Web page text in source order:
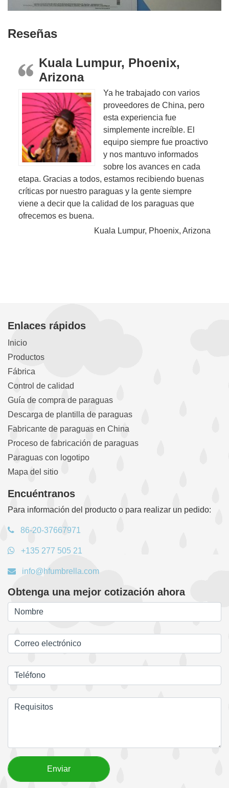
Reseñas
Kuala Lumpur, Phoenix,
Arizona
Ya he trabajado con varios
proveedores de China, pero
esta experiencia fue
simplemente increíble. El
equipo siempre fue proactivo
y nos mantuvo informados
sobre los avances en cada
etapa. Gracias a todos, estamos recibiendo buenas
críticas por nuestro paraguas y la gente siempre
viene a decir que la calidad de los paraguas que
ofrecemos es buena.
Kuala Lumpur, Phoenix, Arizona
Enlaces rápidos
Inicio
Productos
Fábrica
Control de calidad
Guía de compra de paraguas
Descarga de plantilla de paraguas
Fabricante de paraguas en China
Proceso de fabricación de paraguas
Paraguas con logotipo
Mapa del sitio
Encuéntranos
Para información del producto o para realizar un pedido:
86-20-37667971
+135 277 505 21
info@hfumbrella.com
Obtenga una mejor cotización ahora